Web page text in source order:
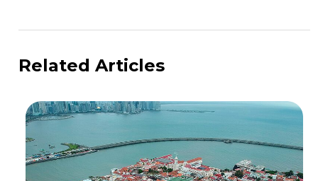
Related Articles